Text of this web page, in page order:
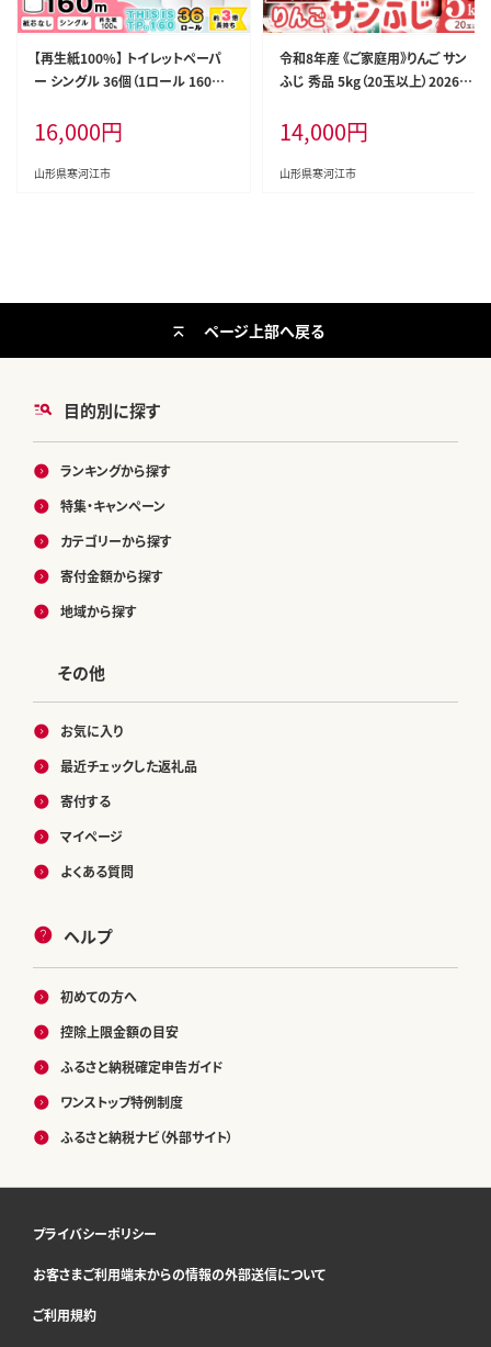
【再生紙100%】 トイレットペーパ
ー シングル 36個（1ロール 160m
雇用事業所支援品】 SDGs エコ サ
ステナブル 国内製造 016-H-BK01
1
16,000円
山形県寒河江市
令和8年産 《ご家庭用》りんご サン
ふじ 秀品 5kg（20玉以上）2026年
から下旬頃発送予定】 014-B-HK0
14,000円
山形県寒河江市
目的別に探す
ランキングから探す
特集・キャンペーン
カテゴリーから探す
寄付金額から探す
地域から探す
その他
お気に入り
最近チェックした返礼品
寄付する
マイページ
よくある質問
ヘルプ
初めての方へ
控除上限金額の目安
ふるさと納税確定申告ガイド
ワンストップ特例制度
ふるさと納税ナビ（外部サイト）
ページ上部へ戻る
プライバシーポリシー
お客さまご利用端末からの情報の外部送信について
ご利用規約